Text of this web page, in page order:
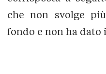
che non svolge
fondo e non ha dato